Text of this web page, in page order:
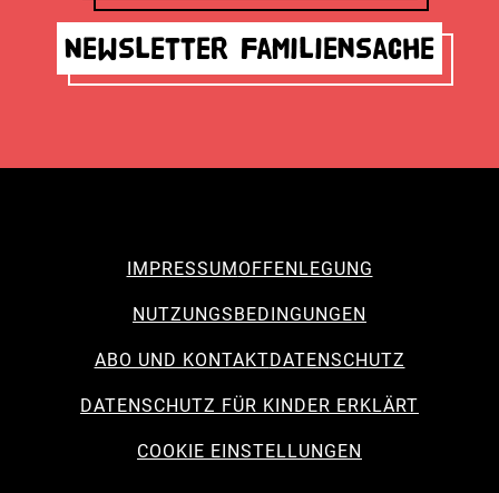
Newsletter Familiensache
IMPRESSUMOFFENLEGUNG
NUTZUNGSBEDINGUNGEN
ABO UND KONTAKTDATENSCHUTZ
DATENSCHUTZ FÜR KINDER ERKLÄRT
COOKIE EINSTELLUNGEN